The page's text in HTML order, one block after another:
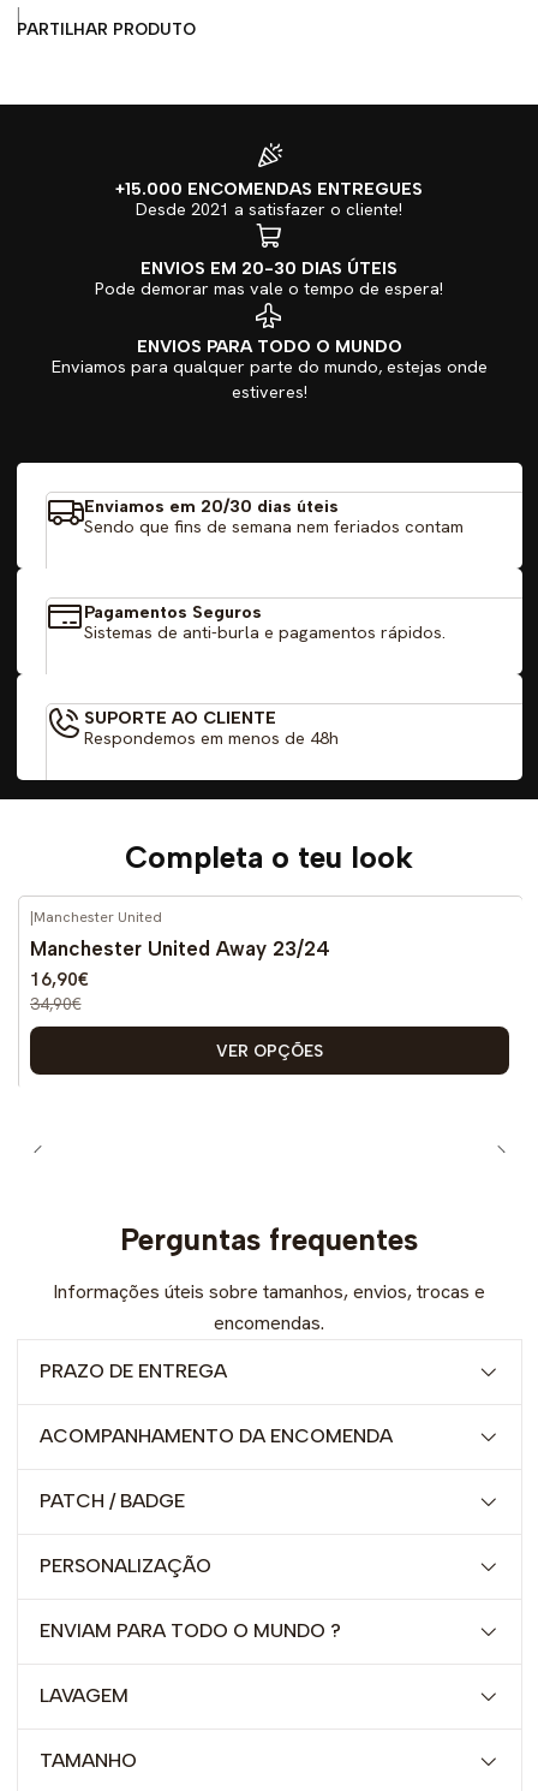
|
PARTILHAR PRODUTO
+15.000 ENCOMENDAS ENTREGUES
Desde 2021 a satisfazer o cliente!
ENVIOS EM 20-30 DIAS ÚTEIS
Pode demorar mas vale o tempo de espera!
ENVIOS PARA TODO O MUNDO
Enviamos para qualquer parte do mundo, estejas onde
estiveres!
Enviamos em 20/30 dias úteis
Sendo que fins de semana nem feriados contam
Pagamentos Seguros
Sistemas de anti-burla e pagamentos rápidos.
SUPORTE AO CLIENTE
Respondemos em menos de 48h
Completa o teu look
-52% DESCONTO
|Manchester United
Manchester United Away 23/24
16,90€
34,90€
VER OPÇÕES
Perguntas frequentes
Informações úteis sobre tamanhos, envios, trocas e
encomendas.
PRAZO DE ENTREGA
ACOMPANHAMENTO DA ENCOMENDA
PATCH / BADGE
PERSONALIZAÇÃO
ENVIAM PARA TODO O MUNDO ?
LAVAGEM
TAMANHO